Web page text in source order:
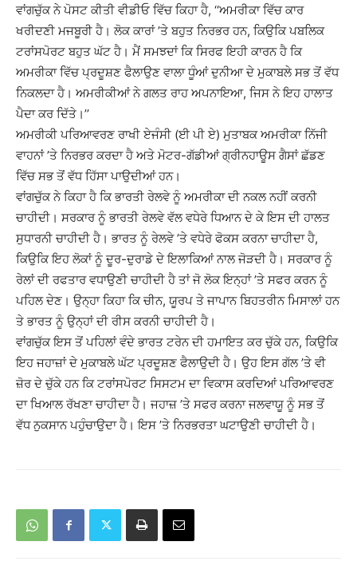
ਵਾਂਗਚੁੱਕ ਨੇ ਪੋਸਟ ਕੀਤੀ ਵੀਡੀਓ ਵਿੱਚ ਕਿਹਾ ਹੈ, ‘‘ਅਮਰੀਕਾ ਵਿੱਚ ਕਾਰ
ਖਰੀਦਣੀ ਮਜਬੂਰੀ ਹੈ। ਲੋਕ ਕਾਰਾਂ ’ਤੇ ਬਹੁਤ ਨਿਰਭਰ ਹਨ, ਕਿਉਕਿ ਪਬਲਿਕ
ਟਰਾਂਸਪੋਰਟ ਬਹੁਤ ਘੱਟ ਹੈ। ਮੈਂ ਸਮਝਦਾਂ ਕਿ ਸਿਰਫ ਇਹੀ ਕਾਰਨ ਹੈ ਕਿ
ਅਮਰੀਕਾ ਵਿੱਚ ਪ੍ਰਦੂਸ਼ਣ ਫੈਲਾਉਣ ਵਾਲਾ ਧੂੰਆਂ ਦੁਨੀਆ ਦੇ ਮੁਕਾਬਲੇ ਸਭ ਤੋਂ ਵੱਧ
ਨਿਕਲਦਾ ਹੈ। ਅਮਰੀਕੀਆਂ ਨੇ ਗਲਤ ਰਾਹ ਅਪਨਾਇਆ, ਜਿਸ ਨੇ ਇਹ ਹਾਲਾਤ
ਪੈਦਾ ਕਰ ਦਿੱਤੇ।’’
ਅਮਰੀਕੀ ਪਰਿਆਵਰਣ ਰਾਖੀ ਏਜੰਸੀ (ਈ ਪੀ ਏ) ਮੁਤਾਬਕ ਅਮਰੀਕਾ ਨਿੱਜੀ
ਵਾਹਨਾਂ ’ਤੇ ਨਿਰਭਰ ਕਰਦਾ ਹੈ ਅਤੇ ਮੋਟਰ-ਗੱਡੀਆਂ ਗ੍ਰੀਨਹਾਊਸ ਗੈਸਾਂ ਛੱਡਣ
ਵਿੱਚ ਸਭ ਤੋਂ ਵੱਧ ਹਿੱਸਾ ਪਾਉਦੀਆਂ ਹਨ।
ਵਾਂਗਚੁੱਕ ਨੇ ਕਿਹਾ ਹੈ ਕਿ ਭਾਰਤੀ ਰੇਲਵੇ ਨੂੰ ਅਮਰੀਕਾ ਦੀ ਨਕਲ ਨਹੀਂ ਕਰਨੀ
ਚਾਹੀਦੀ। ਸਰਕਾਰ ਨੂੰ ਭਾਰਤੀ ਰੇਲਵੇ ਵੱਲ ਵਧੇਰੇ ਧਿਆਨ ਦੇ ਕੇ ਇਸ ਦੀ ਹਾਲਤ
ਸੁਧਾਰਨੀ ਚਾਹੀਦੀ ਹੈ। ਭਾਰਤ ਨੂੰ ਰੇਲਵੇ ’ਤੇ ਵਧੇਰੇ ਫੋਕਸ ਕਰਨਾ ਚਾਹੀਦਾ ਹੈ,
ਕਿਉਕਿ ਇਹ ਲੋਕਾਂ ਨੂੰ ਦੂਰ-ਦੁਰਾਡੇ ਦੇ ਇਲਾਕਿਆਂ ਨਾਲ ਜੋੜਦੀ ਹੈ। ਸਰਕਾਰ ਨੂੰ
ਰੇਲਾਂ ਦੀ ਰਫਤਾਰ ਵਧਾਉਣੀ ਚਾਹੀਦੀ ਹੈ ਤਾਂ ਜੋ ਲੋਕ ਇਨ੍ਹਾਂ ’ਤੇ ਸਫਰ ਕਰਨ ਨੂੰ
ਪਹਿਲ ਦੇਣ। ਉਨ੍ਹਾ ਕਿਹਾ ਕਿ ਚੀਨ, ਯੂਰਪ ਤੇ ਜਾਪਾਨ ਬਿਹਤਰੀਨ ਮਿਸਾਲਾਂ ਹਨ
ਤੇ ਭਾਰਤ ਨੂੰ ਉਨ੍ਹਾਂ ਦੀ ਰੀਸ ਕਰਨੀ ਚਾਹੀਦੀ ਹੈ।
ਵਾਂਗਚੁੱਕ ਇਸ ਤੋਂ ਪਹਿਲਾਂ ਵੰਦੇ ਭਾਰਤ ਟਰੇਨ ਦੀ ਹਮਾਇਤ ਕਰ ਚੁੱਕੇ ਹਨ, ਕਿਉਕਿ
ਇਹ ਜਹਾਜ਼ਾਂ ਦੇ ਮੁਕਾਬਲੇ ਘੱਟ ਪ੍ਰਦੂਸ਼ਣ ਫੈਲਾਉਦੀ ਹੈ। ਉਹ ਇਸ ਗੱਲ ’ਤੇ ਵੀ
ਜ਼ੋਰ ਦੇ ਚੁੱਕੇ ਹਨ ਕਿ ਟਰਾਂਸਪੋਰਟ ਸਿਸਟਮ ਦਾ ਵਿਕਾਸ ਕਰਦਿਆਂ ਪਰਿਆਵਰਣ
ਦਾ ਖਿਆਲ ਰੱਖਣਾ ਚਾਹੀਦਾ ਹੈ। ਜਹਾਜ਼ ’ਤੇ ਸਫਰ ਕਰਨਾ ਜਲਵਾਯੂ ਨੂੰ ਸਭ ਤੋਂ
ਵੱਧ ਨੁਕਸਾਨ ਪਹੁੰਚਾਉਦਾ ਹੈ। ਇਸ ’ਤੇ ਨਿਰਭਰਤਾ ਘਟਾਉਣੀ ਚਾਹੀਦੀ ਹੈ।